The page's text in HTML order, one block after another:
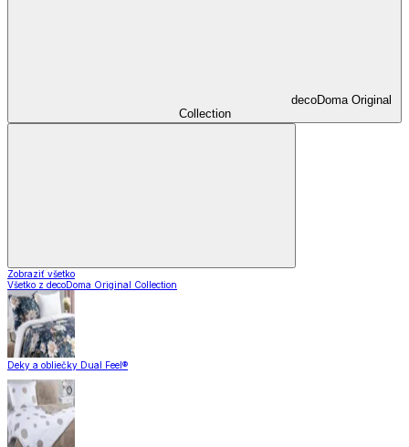
decoDoma Original
Collection
Zobraziť všetko
Všetko z decoDoma Original Collection
Deky a obliečky Dual Feel®